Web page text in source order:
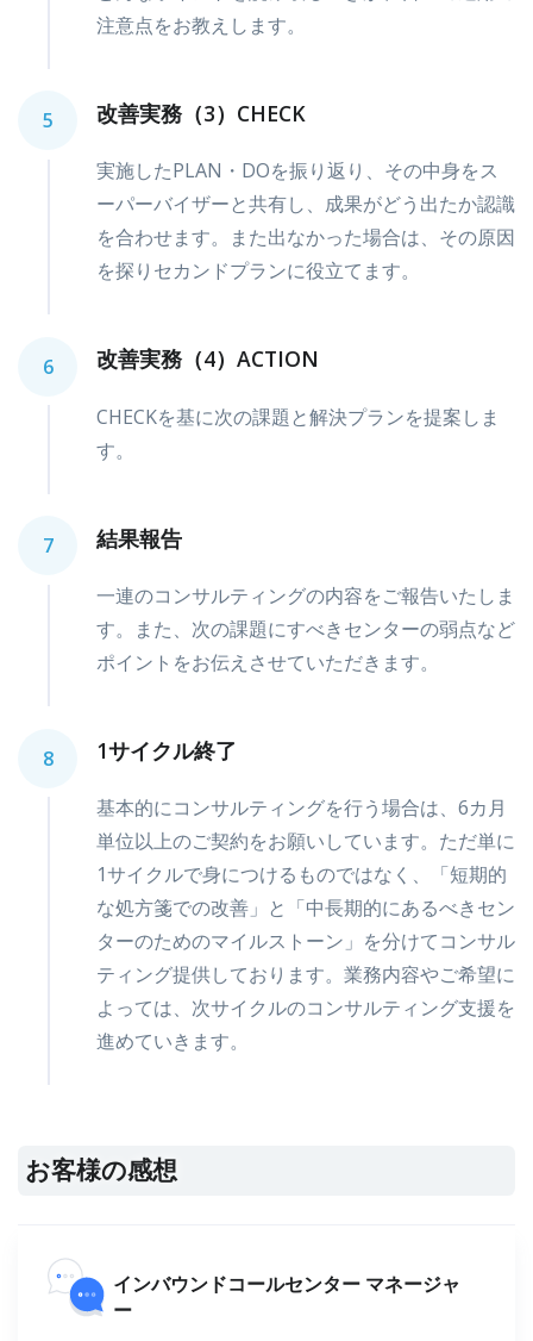
注意点をお教えします。
5 改善実務（3）CHECK
実施したPLAN・DOを振り返り、その中身をス
ーパーバイザーと共有し、成果がどう出たか認識
を合わせます。また出なかった場合は、その原因
を探りセカンドプランに役立てます。
6 改善実務（4）ACTION
CHECKを基に次の課題と解決プランを提案しま
す。
7 結果報告
一連のコンサルティングの内容をご報告いたしま
す。また、次の課題にすべきセンターの弱点など
ポイントをお伝えさせていただきます。
8 1サイクル終了
基本的にコンサルティングを行う場合は、6カ月
単位以上のご契約をお願いしています。ただ単に
1サイクルで身につけるものではなく、「短期的
な処方箋での改善」と「中長期的にあるべきセン
ターのためのマイルストーン」を分けてコンサル
ティング提供しております。業務内容やご希望に
よっては、次サイクルのコンサルティング支援を
進めていきます。
お客様の感想
インバウンドコールセンター マネージャ
ー